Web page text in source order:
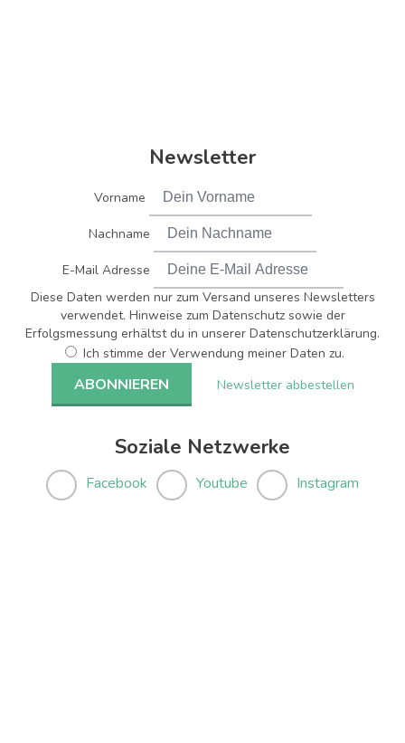
Newsletter
Vorname
Nachname
E-Mail Adresse
Diese Daten werden nur zum Versand unseres Newsletters
verwendet. Hinweise zum Datenschutz sowie der
Erfolgsmessung erhältst du in unserer Datenschutzerklärung.
Ich stimme der Verwendung meiner Daten zu.
Newsletter abbestellen
Soziale Netzwerke
Facebook Youtube Instagram